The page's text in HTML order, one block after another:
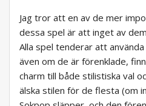
Jag tror att en av de mer
dessa spel är att inget av
Alla spel tenderar att
även om de är förenklade,
charm till både stilistiska val
älska stilen för de flesta (om